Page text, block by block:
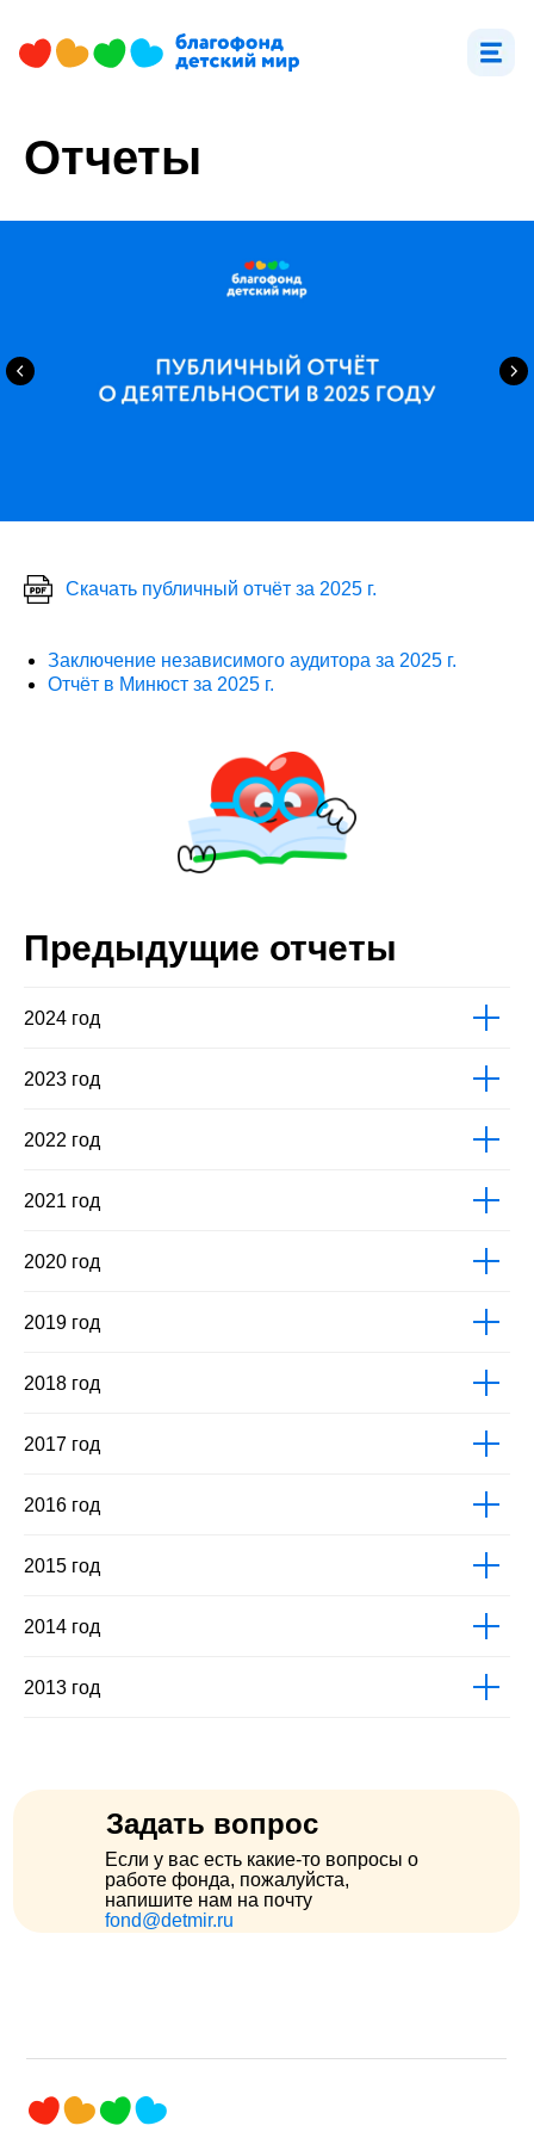
Отчеты
Скачать публичный отчёт за 2025 г.
Заключение независимого аудитора за 2025 г.
Отчёт в Минюст за 2025 г.
Предыдущие отчеты
2024 год
2023 год
2022 год
2021 год
2020 год
2019 год
2018 год
2017 год
2016 год
2015 год
2014 год
2013 год
Задать вопрос
Если у вас есть какие-то вопросы о
работе фонда, пожалуйста,
напишите нам на почту
fond@detmir.ru